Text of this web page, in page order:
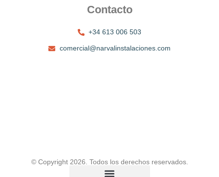
Contacto
+34 613 006 503
comercial@narvalinstalaciones.com
© Copyright 2026. Todos los derechos reservados.